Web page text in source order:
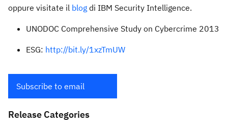
oppure visitate il blog di IBM Security Intelligence.
UNODOC Comprehensive Study on Cybercrime 2013
ESG: http://bit.ly/1xzTmUW
Subscribe to email
Release Categories